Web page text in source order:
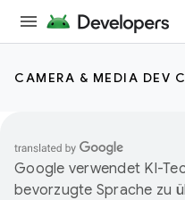
CAMERA & MEDIA DEV
Google verwendet KI-
bevorzugte Sprache zu